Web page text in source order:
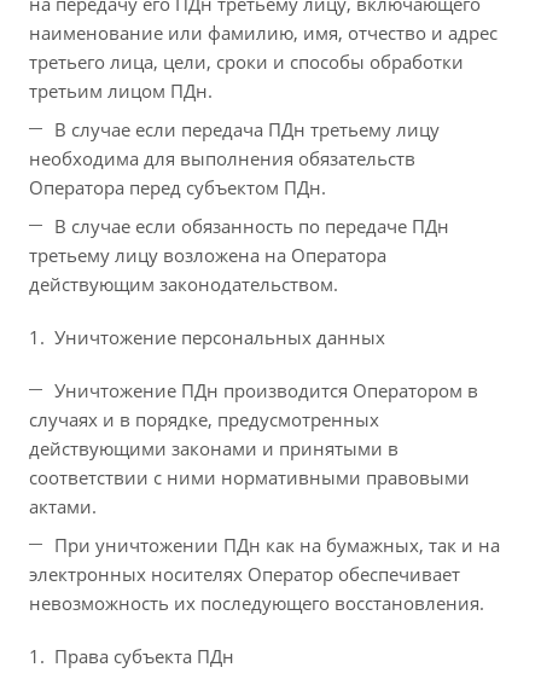
наименование или фамилию, имя, отчество и адрес
третьего лица, цели, сроки и способы обработки
третьим лицом ПДн.
В случае если передача ПДн третьему лицу
необходима для выполнения обязательств
Оператора перед субъектом ПДн.
В случае если обязанность по передаче ПДн
третьему лицу возложена на Оператора
действующим законодательством.
Уничтожение персональных данных
Уничтожение ПДн производится Оператором в
случаях и в порядке, предусмотренных
действующими законами и принятыми в
соответствии с ними нормативными правовыми
актами.
При уничтожении ПДн как на бумажных, так и на
электронных носителях Оператор обеспечивает
невозможность их последующего восстановления.
Права субъекта ПДн